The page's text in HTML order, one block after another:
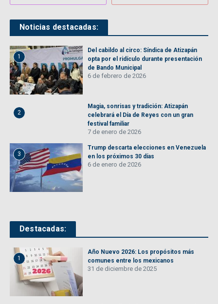
Noticias destacadas:
1
Del cabildo al circo: Síndica de Atizapán
opta por el ridículo durante presentación
de Bando Municipal
6 de febrero de 2026
2
Magia, sonrisas y tradición: Atizapán
celebrará el Día de Reyes con un gran
festival familiar
7 de enero de 2026
3
Trump descarta elecciones en Venezuela
en los próximos 30 días
6 de enero de 2026
Destacadas:
1
Año Nuevo 2026: Los propósitos más
comunes entre los mexicanos
31 de diciembre de 2025